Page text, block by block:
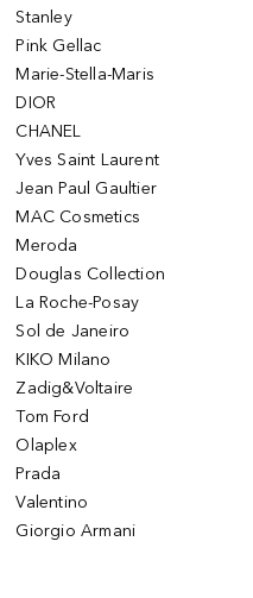
Stanley
Pink Gellac
Marie-Stella-Maris
DIOR
CHANEL
Yves Saint Laurent
Jean Paul Gaultier
MAC Cosmetics
Meroda
Douglas Collection
La Roche-Posay
Sol de Janeiro
KIKO Milano
Zadig&Voltaire
Tom Ford
Olaplex
Prada
Valentino
Giorgio Armani